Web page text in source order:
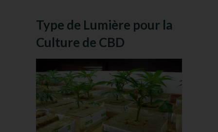
Type de Lumière pour la
Culture de CBD